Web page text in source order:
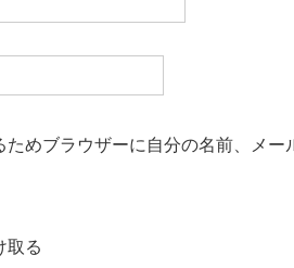
ためブラウザーに自分の名前、メー
取る